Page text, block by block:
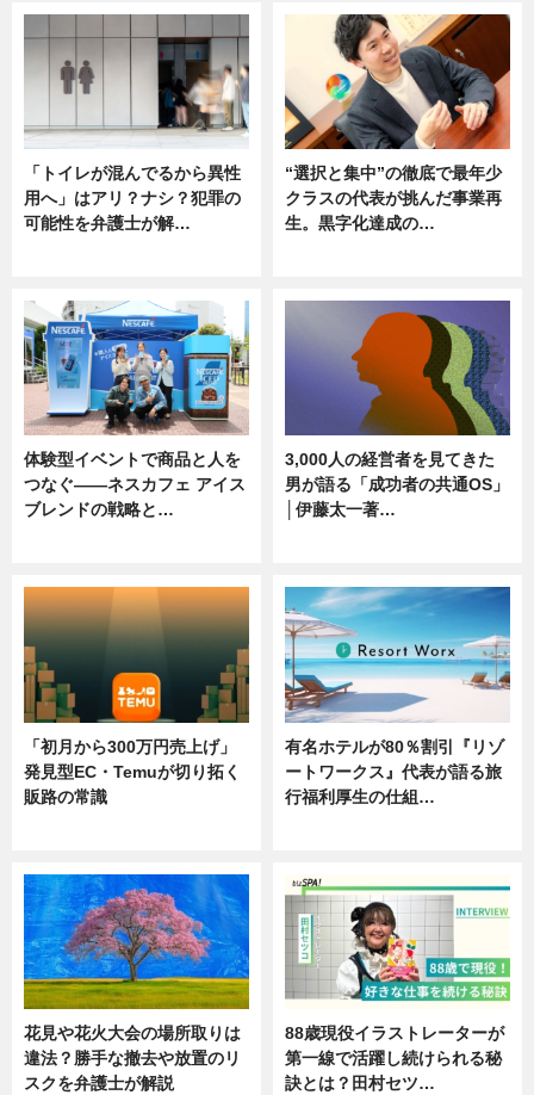
「トイレが混んでるから異性
用へ」はアリ？ナシ？犯罪の
可能性を弁護士が解…
“選択と集中”の徹底で最年少
クラスの代表が挑んだ事業再
生。黒字化達成の…
体験型イベントで商品と人を
つなぐ――ネスカフェ アイス
ブレンドの戦略と…
3,000人の経営者を見てきた
男が語る「成功者の共通OS」
│伊藤太一著…
「初月から300万円売上げ」
発見型EC・Temuが切り拓く
販路の常識
有名ホテルが80％割引『リゾ
ートワークス』代表が語る旅
行福利厚生の仕組…
花見や花火大会の場所取りは
違法？勝手な撤去や放置のリ
スクを弁護士が解説
88歳現役イラストレーターが
第一線で活躍し続けられる秘
訣とは？田村セツ…